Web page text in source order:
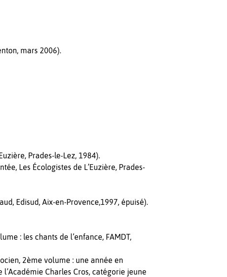
mars 2006).
Prades-le-Lez, 1984).
Les Écologistes de L’Euzière, Prades-
Edisud, Aix-en-Provence,1997, épuisé).
: les chants de l’enfance, FAMDT,
2ème volume : une année en
Charles Cros, catégorie jeune